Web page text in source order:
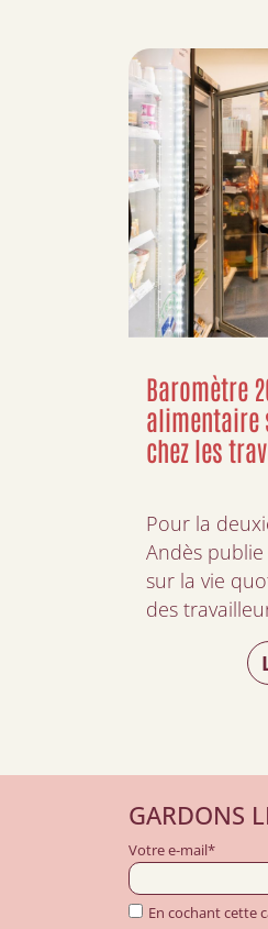
Baromètre
alimentaire
chez les
Pour la
Andès
sur la vie
des
GARDONS
Votre e-mail*
En cochant cette